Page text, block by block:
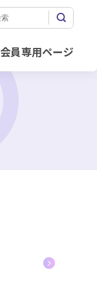
会員専用ページ